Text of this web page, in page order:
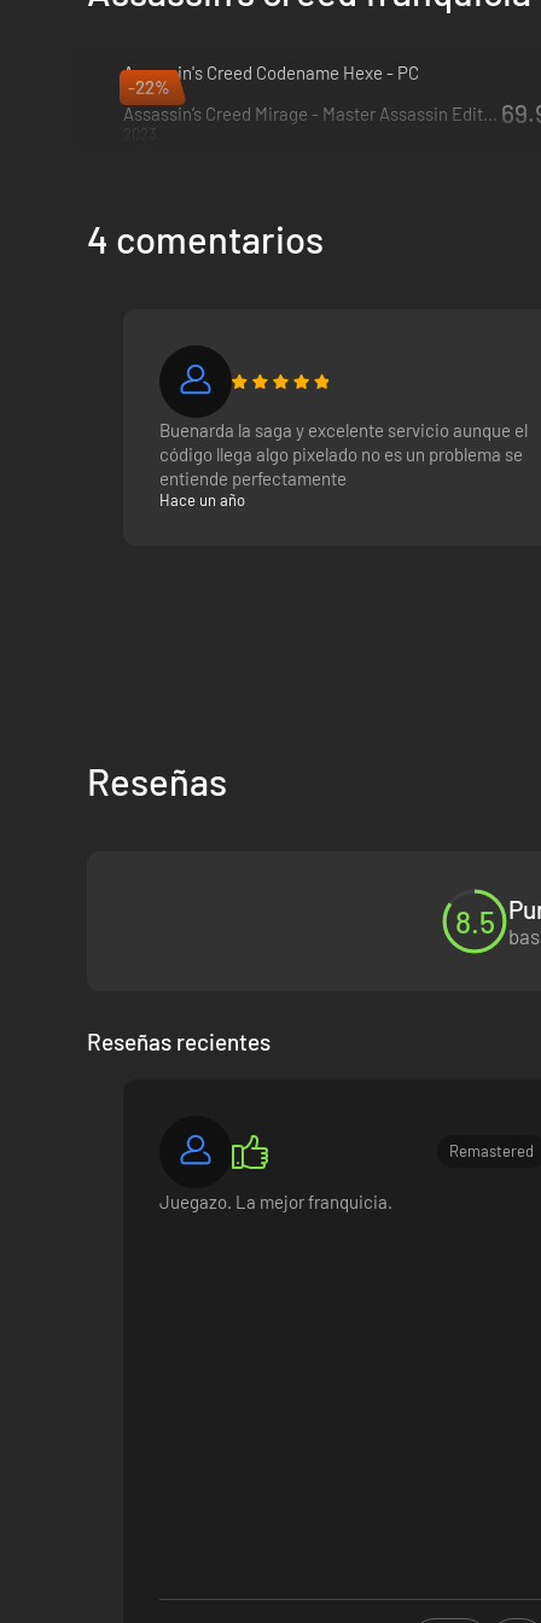
Assassin's Creed Codename Hexe - PC
2027
-22%
Assassin’s Creed Mirage - Master Assassin Edition - Xbox One & Xbox Series X|S
4 comentarios
Buenarda la saga y excelente servicio aunque el
código llega algo pixelado no es un problema se
entiende perfectamente
Hace un año
Reseñas
8.5
Reseñas recientes
Remastered
Juegazo. La mejor franquicia.